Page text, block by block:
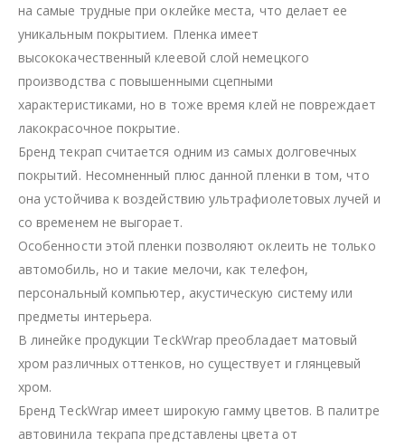
на самые трудные при оклейке места, что делает ее
уникальным покрытием. Пленка имеет
высококачественный клеевой слой немецкого
производства с повышенными сцепными
характеристиками, но в тоже время клей не повреждает
лакокрасочное покрытие.
Бренд текрап считается одним из самых долговечных
покрытий. Несомненный плюс данной пленки в том, что
она устойчива к воздействию ультрафиолетовых лучей и
со временем не выгорает.
Особенности этой пленки позволяют оклеить не только
автомобиль, но и такие мелочи, как телефон,
персональный компьютер, акустическую систему или
предметы интерьера.
В линейке продукции TeckWrap преобладает матовый
хром различных оттенков, но существует и глянцевый
хром.
Бренд TeckWrap имеет широкую гамму цветов. В палитре
автовинила текрапа представлены цвета от